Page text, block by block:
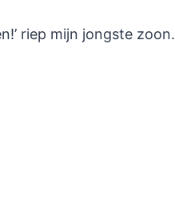
riep mijn jongste zoon.